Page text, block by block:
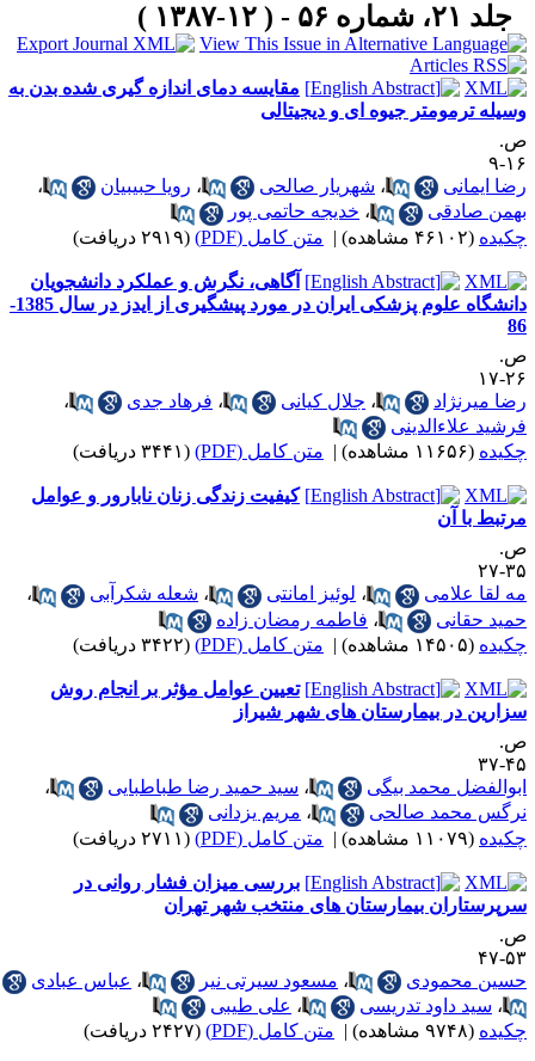
جلد ۲۱، شماره ۵۶ - ( ۱۲-۱۳۸۷ )
مقایسه دمای اندازه گیری شده بدن به
ترمومتر جیوه ای و دیجیتالی
۹
ایمانی
،شهریار صالحی ،رویا حبیبیان
،
صادقی
،خدیجه حاتمی پور
(۴۶۱۰۲ مشاهده) | متن کامل (PDF) (۲۹۱۹ دریافت)
آگاهی، نگرش و عملکرد دانشجویان
دانشگاه علوم پزشکی ایران در مورد پیشگیری از ایدز در سال 1385-
۱۷
میرنژاد
،جلال کیانی ،فرهاد جدی
،
علاءالدینی
(۱۱۶۵۶ مشاهده) | متن کامل (PDF) (۳۴۴۱ دریافت)
کیفیت زندگی زنان نابارور و عوامل
با آن
۲۷
لقا علامی
،لوئیز امانتی ،شعله شکرآبی
،
حقانی
،فاطمه رمضان زاده
(۱۴۵۰۵ مشاهده) | متن کامل (PDF) (۳۴۲۲ دریافت)
تعیین عوامل مؤثر بر انجام روش
در بیمارستان های شهر شیراز
۳۷
محمد بیگی
،سید حمید رضا طباطبایی
،
محمد صالحی
،مریم یزدانی
(۱۱۰۷۹ مشاهده) | متن کامل (PDF) (۲۷۱۱ دریافت)
بررسی میزان فشار روانی در
بیمارستان های منتخب شهر تهران
۴۷
محمودی
،مسعود سیرتی نیر ،عباس عبادی
،سید داود تدریسی ،علی طیبی
(۹۷۴۸ مشاهده) | متن کامل (PDF) (۲۴۲۷ دریافت)